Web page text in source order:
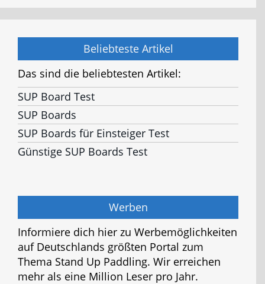
Beliebteste Artikel
Das sind die beliebtesten Artikel:
SUP Board Test
SUP Boards
SUP Boards für Einsteiger Test
Günstige SUP Boards Test
Werben
Informiere dich hier zu Werbemöglichkeiten
auf Deutschlands größten Portal zum
Thema Stand Up Paddling. Wir erreichen
mehr als eine Million Leser pro Jahr.